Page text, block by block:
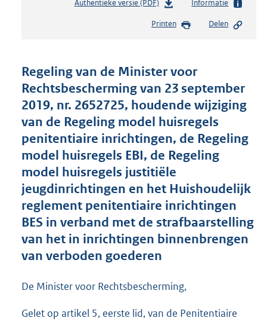
Authentieke versie (PDF)b
s
d
s
g
r
o
o
t
t
e
:
6
4
K
b
Informatie
Printen Delen
Regeling van de Minister voor
Rechtsbescherming van 23 september
2019, nr. 2652725, houdende wijziging
van de Regeling model huisregels
penitentiaire inrichtingen, de Regeling
model huisregels EBI, de Regeling
model huisregels justitiële
jeugdinrichtingen en het Huishoudelijk
reglement penitentiaire inrichtingen
BES in verband met de strafbaarstelling
van het in inrichtingen binnenbrengen
van verboden goederen
De Minister voor Rechtsbescherming,
Gelet op artikel 5, eerste lid, van de Penitentiaire